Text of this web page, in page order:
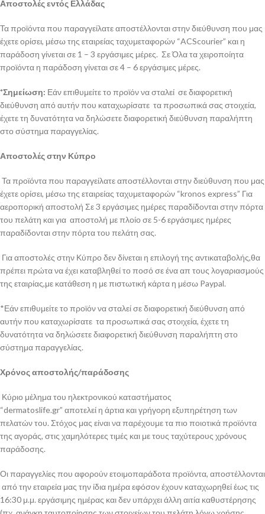
Αποστολές εντός Ελλάδας
Τα προϊόντα που παραγγείλατε αποστέλλονται στην διεύθυνση που μας
έχετε ορίσει, μέσω της εταιρείας ταχυμεταφορών “ACScourier” και η
παράδοση γίνεται σε 1 – 3 εργάσιμες μέρες. Σε Όλα τα χειροποίητα
προϊόντα η παράδοση γίνεται σε 4 – 6 εργάσιμες μέρες.
*Σημείωση: Εάν επιθυμείτε το προϊόν να σταλεί σε διαφορετική
διεύθυνση από αυτήν που καταχωρίσατε τα προσωπικά σας στοιχεία,
έχετε τη δυνατότητα να δηλώσετε διαφορετική διεύθυνση παραλήπτη
στο σύστημα παραγγελίας.
Αποστολές στην Κύπρο
Τα προϊόντα που παραγγείλατε αποστέλλονται στην διεύθυνση που μας
έχετε ορίσει, μέσω της εταιρείας ταχυμεταφορών “kronos express” Για
αεροπορική αποστολή Σε 3 εργάσιμες ημέρες παραδίδονται στην πόρτα
του πελάτη και για αποστολή με πλοίο σε 5-6 εργάσιμες ημέρες
παραδίδονται στην πόρτα του πελάτη σας.
Για αποστολές στην Κύπρο δεν δίνεται η επιλογή της αντικαταβολής,θα
πρέπει πρώτα να έχει καταβληθεί το ποσό σε ένα απ τους λογαριασμούς
της εταιρίας,με κατάθεση η με πιστωτική κάρτα η μέσω Paypal.
*Εάν επιθυμείτε το προϊόν να σταλεί σε διαφορετική διεύθυνση από
αυτήν που καταχωρίσατε τα προσωπικά σας στοιχεία, έχετε τη
δυνατότητα να δηλώσετε διαφορετική διεύθυνση παραλήπτη στο
σύστημα παραγγελίας.
Χρόνος αποστολής/παράδοσης
Κύριο μέλημα του ηλεκτρονικού καταστήματος
“dermatoslife.gr” αποτελεί η άρτια και γρήγορη εξυπηρέτηση των
πελατών του. Στόχος μας είναι να παρέχουμε τα πιο ποιοτικά προϊόντα
της αγοράς, στις χαμηλότερες τιμές και με τους ταχύτερους χρόνους
παράδοσης.
Οι παραγγελίες που αφορούν ετοιμοπαράδοτα προϊόντα, αποστέλλονται
από την εταιρεία μας την ίδια ημέρα εφόσον έχουν καταχωρηθεί έως τις
16:30 μ.μ. εργάσιμης ημέρας και δεν υπάρχει άλλη αιτία καθυστέρησης